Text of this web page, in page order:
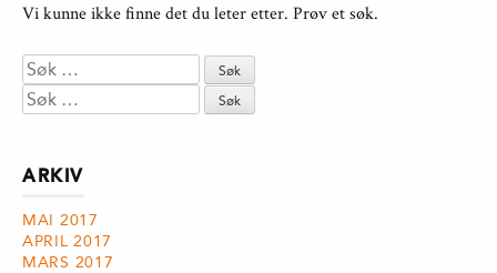
Vi kunne ikke finne det du leter etter. Prøv et søk.
Søk
etter:
Søk
etter:
ARKIV
MAI 2017
APRIL 2017
MARS 2017